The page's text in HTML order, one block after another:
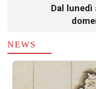
Dal lunedì
NEWS